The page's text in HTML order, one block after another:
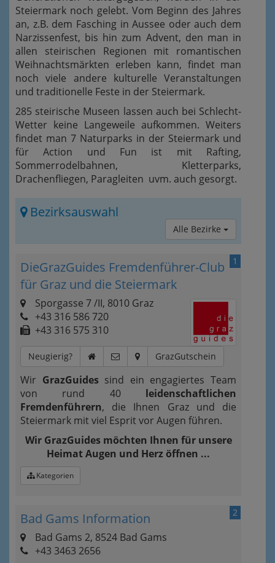
Steiermark noch gelebt. Vom Beginn des Jahres
an, z.B. dem Fasching in Aussee oder auch dem
Narzissenfest, bis hin zum Advent, den man in
allen steirischen Regionen mit romantischen
Weihnachtsmärkten erleben kann, findet man
noch viele andere kulturelle Veranstaltungen
und traditionelle Feste in der Steiermark.
285 steirische Museen lassen auch bei Schlecht-
Wetter keine Langeweile aufkommen. Weiters
findet man 7 Naturparks in der Steiermark und
für Action und Fun ist mit Rafting,
Sommerrodelbahnen, Kletterparks,
Drachenfliegen, Paragleiten uvm. auch gesorgt.
Bezirksauswahl
Alle Bezirke
1
DieGrazGuides Fremdenführer-Club
für Graz und die Steiermark
Sporgasse 7 /II, 8010 Graz
+43 316 586 720
+43 316 575 310
Neugierig? GrazGutschein
Wir GrazGuidessind ein engagiertes Team
von rund 40 leidenschaftlichen
Fremdenführern, die Ihnen Graz und die
Steiermark mit viel Esprit vor Augen führen.
Wir GrazGuides möchten Ihnen für unsere
Heimat Augen und Herz öffnen ...
Kategorien
2
Bad Gams Information
Bad Gams 2, 8524 Bad Gams
+43 3463 2656